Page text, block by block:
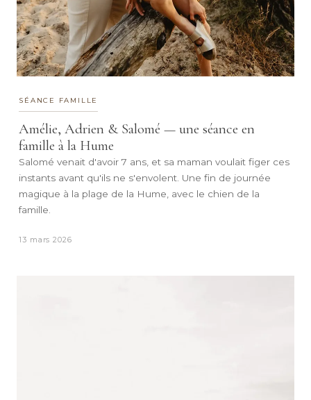
SÉANCE FAMILLE
Amélie, Adrien & Salomé — une séance en
famille à la Hume
Salomé venait d'avoir 7 ans, et sa maman voulait figer ces
instants avant qu'ils ne s'envolent. Une fin de journée
magique à la plage de la Hume, avec le chien de la
famille.
13 mars 2026